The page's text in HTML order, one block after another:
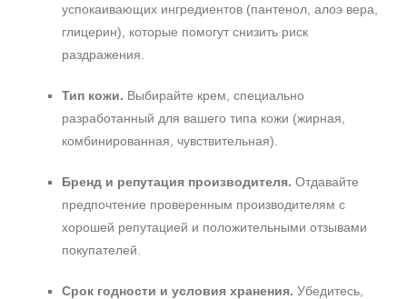
успокаивающих ингредиентов (пантенол, алоэ вера,
глицерин), которые помогут снизить риск
раздражения.
Тип кожи. Выбирайте крем, специально
разработанный для вашего типа кожи (жирная,
комбинированная, чувствительная).
Бренд и репутация производителя. Отдавайте
предпочтение проверенным производителям с
хорошей репутацией и положительными отзывами
покупателей.
Срок годности и условия хранения. Убедитесь,